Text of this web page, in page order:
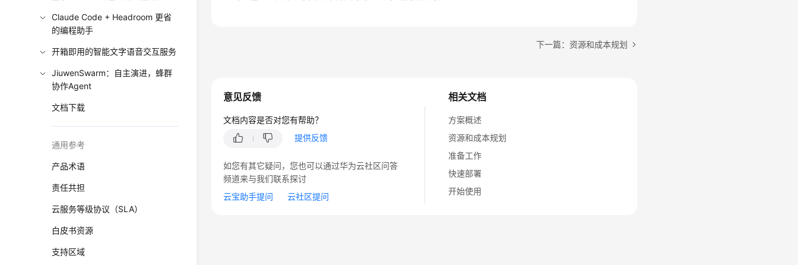
Claude Code + Headroom 更省
的编程助手
开箱即用的智能文字语音交互服务
JiuwenSwarm：自主演进，蜂群
协作Agent
文档下载
通用参考
产品术语
责任共担
云服务等级协议（SLA）
白皮书资源
支持区域
下一篇：资源和成本规划
相关文档
方案概述
资源和成本规划
准备工作
快速部署
开始使用
意见反馈
文档内容是否对您有帮助？
提供反馈
如您有其它疑问，您也可以通过华为云社区问答
频道来与我们联系探讨
云宝助手提问
云社区提问